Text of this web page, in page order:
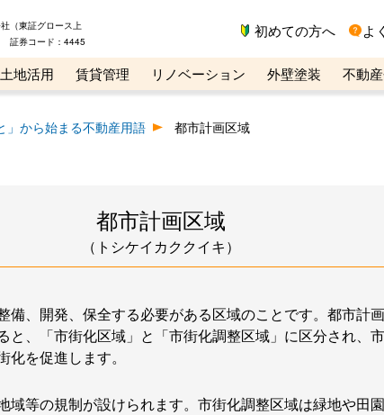
（東証グロース上
証券コード：4445
初めての方へ よ
土地活用 賃貸管理 リノベーション 外壁塗装
不動
座 リビンマガジンBiz 不動産売却ご相談デスク
」から始まる不動産用語 都市計画区域
都市計画区域
（トシケイカククイキ）
、開発、保全する必要がある区域のことです。都市計
、「市街化区域」と「市街化調整区域」に区分され、
を促進します。
等の規制が設けられます。市街化調整区域は緑地や田